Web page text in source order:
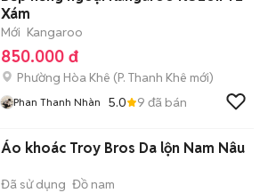
Xám
Mới Kangaroo
850.000 đ
Phường Hòa Khê (P. Thanh Khê mới)
Phan Thanh Nhàn 5.0 9 đã bán
Áo khoác Troy Bros Da lộn Nam Nâu
Đã sử dụng Đồ nam